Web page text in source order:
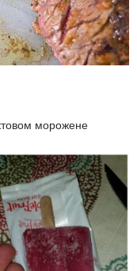
морожене